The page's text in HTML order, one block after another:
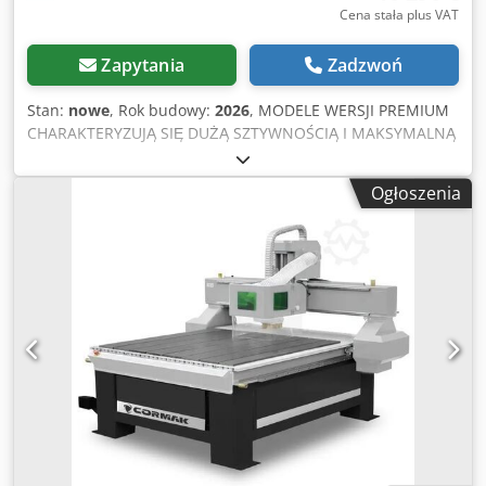
Cena stała plus VAT
Zapytania Zadzwoń
Stan: nowe, Rok budowy: 2026, MODELE WERSJI PREMIUM
CHARAKTERYZUJĄ SIĘ DUŻĄ SZTYWNOŚCIĄ I MAKSYMALNĄ
PRECYZJĄ ROZDZIELCZOŚCI PRACUJĄC W PEŁNEJ
INTERPOLACJI W KAŻDEJ OSI X ,Y, Z. Maszyna posiada
„Opinię o innowacyjności", która ułatwia dofinansowanie
zakupu ze środków unijnych. Wysokiej klasy frezarka CNC
przeznaczona do ubytkowej obróbki materiałów, ze
względu na cały szereg konfiguracji znajduje zastosowanie
w wielu branżach: przemysłowej, elektronicznej,
spawalniczej, stolarskiej, reklamowej itp. Są to wydajne i
precyzyjne maszyny wyposażone w przyjazne systemy
sterowania CNC. Do każdej maszyny szkolenie w siedzibie
CORMAK w cenie! Parametry techniczne Wrzeciono 5,5kW /
18000 obr./min. falownik, chłodzone powietrzem Obszar
roboczy 1500x3000 mm Maksymalna wysokość wrzeciona
350 mm Sterowanie DSP Rozdzielczość programowa 0,001
mm Zasilanie 400V Waga 1380 kg Wymiary maszyny 2450 x
Ogłoszenia